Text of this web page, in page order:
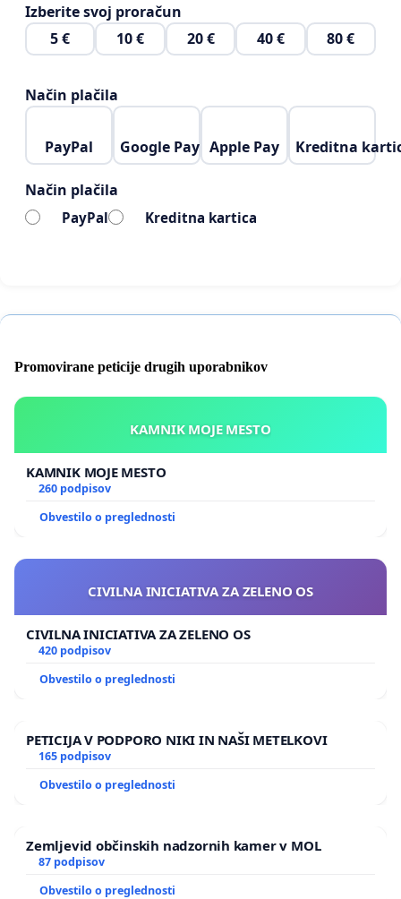
Izberite svoj proračun
5 €
10 € 20 € 40 € 80 €
Način plačila
PayPal Google Pay Apple Pay Kreditna
Način plačila
PayPal Kreditna kartica
Promovirane peticije drugih uporabnikov
KAMNIK MOJE MESTO
KAMNIK MOJE MESTO
260 podpisov
Obvestilo o preglednosti
CIVILNA INICIATIVA ZA ZELENO OS
CIVILNA INICIATIVA ZA ZELENO OS
420 podpisov
Obvestilo o preglednosti
PETICIJA V PODPORO NIKI IN NAŠI METELKOVI
165 podpisov
Obvestilo o preglednosti
Zemljevid občinskih nadzornih kamer v MOL
87 podpisov
Obvestilo o preglednosti